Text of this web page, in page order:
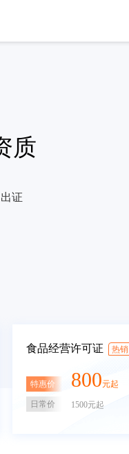
质
证
食品经营许可证 热销
特惠价 800元起
日常价 1500元起